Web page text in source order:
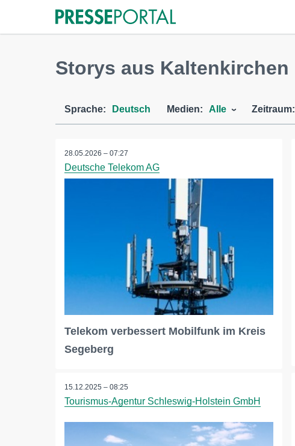
Storys aus Kaltenkirchen
Sprache: Deutsch Medien: Alle Zeitraum:
28.05.2026 – 07:27
Deutsche Telekom AG
Telekom verbessert Mobilfunk im Kreis
Segeberg
15.12.2025 – 08:25
Tourismus-Agentur Schleswig-Holstein GmbH